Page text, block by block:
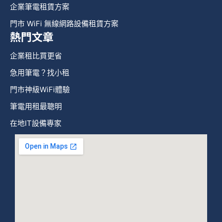
企業筆電租賃方案
門市 WiFi 無線網路設備租賃方案
熱門文章
企業租比買更省
急用筆電？找小租
門市神級WiFi體驗
筆電用租最聰明
在地IT設備專家